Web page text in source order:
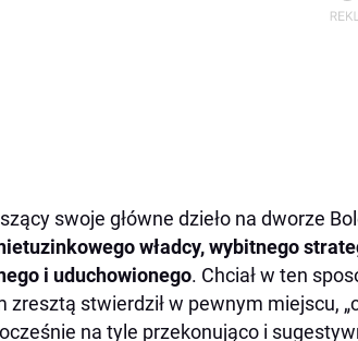
swoje główne dzieło na dworze
władcy, wybitnego
i uduchowionego. Chciał w ten
zresztą stwierdził w pewnym miejscu,
na tyle przekonująco i